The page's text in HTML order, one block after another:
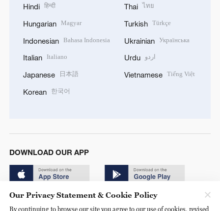
Hindi हिन्दी
Hungarian Magyar
Indonesian Bahasa Indonesia
Italian Italiano
Japanese 日本語
Korean 한국어
Thai ไทย
Turkish Türkçe
Ukrainian Українська
Urdu اردو
Vietnamese Tiếng Việt
DOWNLOAD OUR APP
Our Privacy Statement & Cookie Policy
By continuing to browse our site you agree to our use of cookies, revised